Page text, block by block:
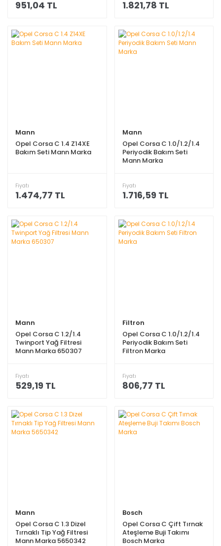
951,04 TL 1.821,78 TL
Mann
Opel Corsa C 1.4 Z14XE
Bakım Seti Mann Marka
Fiyatı
1.474,77 TL
Mann
Opel Corsa C 1.0/1.2/1.4
Periyodik Bakım Seti
Mann Marka
Fiyatı
1.716,59 TL
Mann
Opel Corsa C 1.2/1.4
Twinport Yağ Filtresi
Mann Marka 650307
Fiyatı
529,19 TL
Filtron
Opel Corsa C 1.0/1.2/1.4
Periyodik Bakım Seti
Filtron Marka
Fiyatı
806,77 TL
Mann
Opel Corsa C 1.3 Dizel
Tırnaklı Tip Yağ Filtresi
Mann Marka 5650342
Bosch
Opel Corsa C Çift Tırnak
Ateşleme Buji Takımı
Bosch Marka